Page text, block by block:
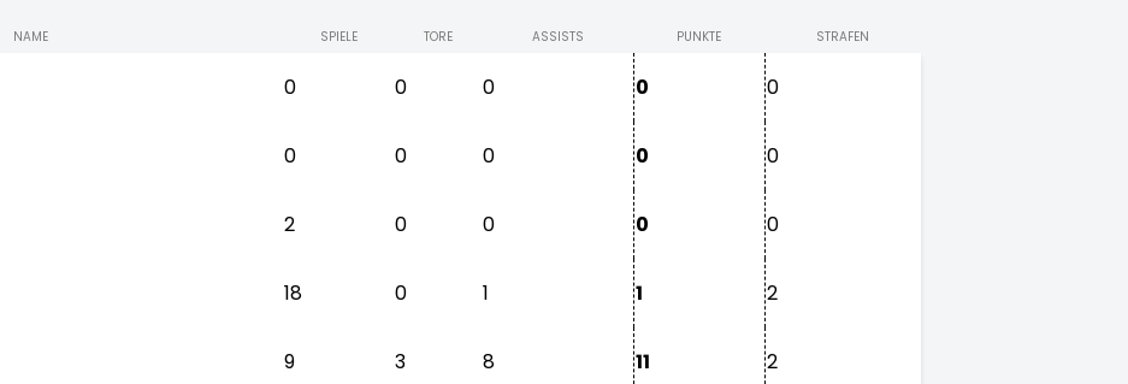
NAME SPIELE TORE ASSISTS PUNKTE STRAFEN
0 0 0 0 0
0 0 0 0 0
2 0 0 0 0
18 0 1 1 2
9 3 8 11 2